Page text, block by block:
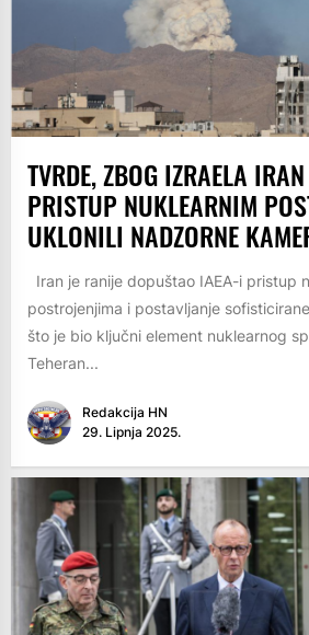
TVRDE, ZBOG IZRAELA
PRISTUP NUKLEARNIM
UKLONILI NADZORNE
Iran je ranije dopuštao IAEA-i pristup
postrojenjima i postavljanje
što je bio ključni element nuklearnog
Teheran...
Redakcija HN
29. Lipnja 2025.